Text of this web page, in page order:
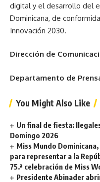
digital y el desarrollo del
Dominicana, de
Innovación 2030.
Dirección de
Departamento de
You Might Also Like
Un final de fiesta:
Domingo 2026
Miss Mundo
para representar a la
75.ª celebración de Miss
Presidente Abinader